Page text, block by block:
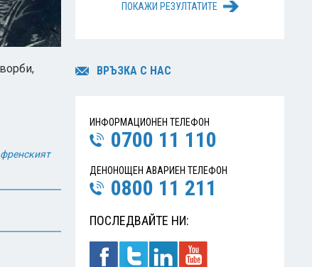
френският
ПОКАЖИ РЕЗУЛТАТИТЕ
ВРЪЗКА С НАС
ИНФОРМАЦИОНЕН ТЕЛЕФОН
0700 11 110
ДЕНОНОЩЕН АВАРИЕН ТЕЛЕФОН
0800 11 211
ПОСЛЕДВАЙТЕ НИ: